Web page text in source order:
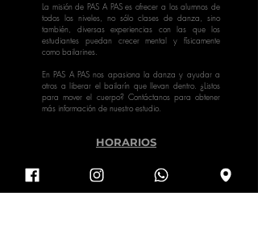
La misión de PAS A PAS es ofrecer a los alumnos de
todos los niveles, no sólo clases de danza, sino
también, diversas experiencias con las que los
estudiantes puedan crecer mental y físicamente
como bailarines.
En PAS A PAS nos apasiona la danza y ayudar a
otros a liberar el bailarín que llevan dentro. ¿Listos
para mover el cuerpo? Contáctanos para obtener
más información de nuestro estudio.
HORARIOS
estilos: Baile Deportivo, hip hop, modern, jazz,
contemporáneo, yoga, oriental…
¡Revisa los horarios!